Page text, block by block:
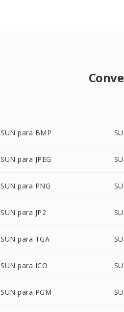
SUN para BMP
SUN para JPEG
SUN para PNG
SUN para JP2
SUN para TGA
SUN para ICO
SUN para PGM